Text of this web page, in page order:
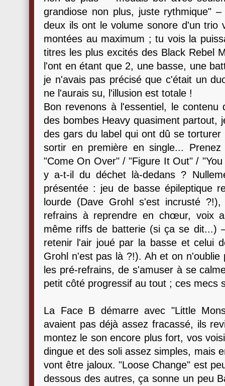
grandiose non plus, juste rythmique"
deux ils ont le volume sonore d'un trio
montées au maximum ; tu vois la
titres les plus excités des Black Rebel
l'ont en étant que 2, une basse, une
je n'avais pas précisé que c'était un
ne l'aurais su, l'illusion est totale !
Bon revenons à l'essentiel, le
des bombes Heavy quasiment partout,
des gars du label qui ont dû se
sortir en première en single...
"Come On Over" / "Figure It Out" /
y a-t-il du déchet là-dedans ?
présentée : jeu de basse épileptique
lourde (Dave Grohl s'est incrusté
refrains à reprendre en chœur, voix
même riffs de batterie (si ça se dit...)
retenir l'air joué par la basse et celui
Grohl n'est pas là ?!). Ah et on
les pré-refrains, de s'amuser à se
petit côté progressif au tout ; ces mecs
La Face B démarre avec "Little
avaient pas déjà assez fracassé, ils
montez le son encore plus fort, vos
dingue et des soli assez simples, mais
vont être jaloux. "Loose Change" est
dessous des autres, ça sonne un peu